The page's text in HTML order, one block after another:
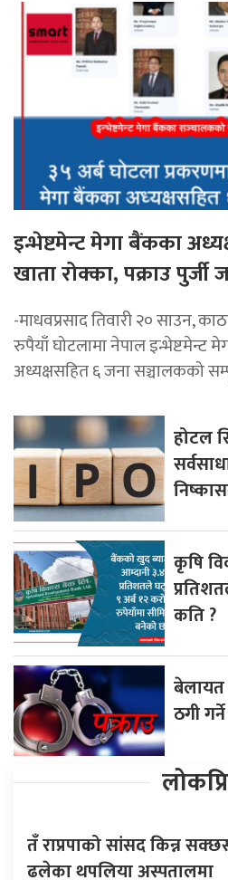
इन्भेष्टमेन्ट मेगा बैंकका
खाता रोक्का, पक्राउ पुर्जी
-माधवप्रसाद तिवारी २० साउन,
रुपैयाँ घोटलामा नेपाल इन्भेष्टमेन्ट
अध्यक्षसहित ६ जना सञ्चालकको
होटल
कृषि
कति ?
ठगी
तँ राप्रपाको सांसद किन्न
ढलेका थपलिया अस्पतालमा